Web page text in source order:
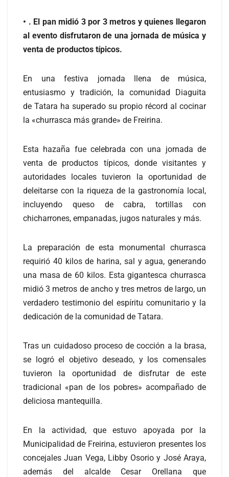
• . El pan midió 3 por 3 metros y quienes llegaron
al evento disfrutaron de una jornada de música y
venta de productos típicos.
En una festiva jornada llena de música,
entusiasmo y tradición, la comunidad Diaguita
de Tatara ha superado su propio récord al cocinar
la «churrasca más grande» de Freirina.
Esta hazaña fue celebrada con una jornada de
venta de productos típicos, donde visitantes y
autoridades locales tuvieron la oportunidad de
deleitarse con la riqueza de la gastronomía local,
incluyendo queso de cabra, tortillas con
chicharrones, empanadas, jugos naturales y más.
La preparación de esta monumental churrasca
requirió 40 kilos de harina, sal y agua, generando
una masa de 60 kilos. Esta gigantesca churrasca
midió 3 metros de ancho y tres metros de largo, un
verdadero testimonio del espíritu comunitario y la
dedicación de la comunidad de Tatara.
Tras un cuidadoso proceso de cocción a la brasa,
se logró el objetivo deseado, y los comensales
tuvieron la oportunidad de disfrutar de este
tradicional «pan de los pobres» acompañado de
deliciosa mantequilla.
En la actividad, que estuvo apoyada por la
Municipalidad de Freirina, estuvieron presentes los
concejales Juan Vega, Libby Osorio y José Araya,
además del alcalde Cesar Orellana que